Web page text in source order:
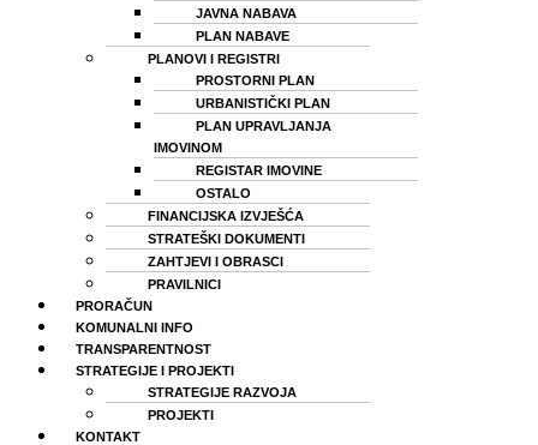
JAVNA NABAVA
PLAN NABAVE
PLANOVI I REGISTRI
PROSTORNI PLAN
URBANISTIČKI PLAN
PLAN UPRAVLJANJA
IMOVINOM
REGISTAR IMOVINE
OSTALO
FINANCIJSKA IZVJEŠĆA
STRATEŠKI DOKUMENTI
ZAHTJEVI I OBRASCI
PRAVILNICI
PRORAČUN
KOMUNALNI INFO
TRANSPARENTNOST
STRATEGIJE I PROJEKTI
STRATEGIJE RAZVOJA
PROJEKTI
KONTAKT